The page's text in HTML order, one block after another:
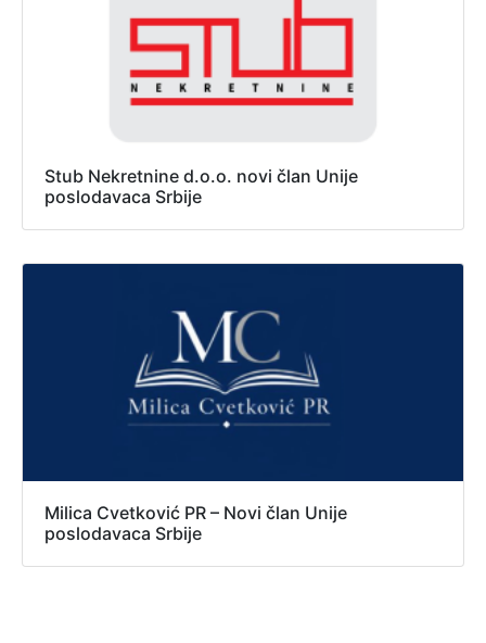
Stub Nekretnine d.o.o. novi član Unije
poslodavaca Srbije
Milica Cvetković PR – Novi član Unije
poslodavaca Srbije